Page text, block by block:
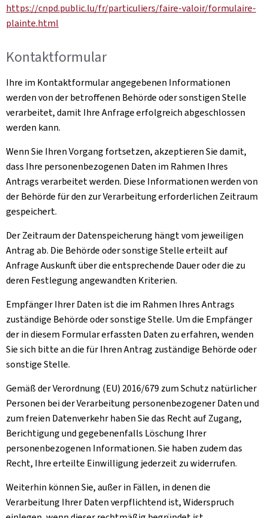
https://cnpd.public.lu/fr/particuliers/faire-valoir/formulaire-
plainte.html
Kontaktformular
Ihre im Kontaktformular angegebenen Informationen
werden von der betroffenen Behörde oder sonstigen Stelle
verarbeitet, damit Ihre Anfrage erfolgreich abgeschlossen
werden kann.
Wenn Sie Ihren Vorgang fortsetzen, akzeptieren Sie damit,
dass Ihre personenbezogenen Daten im Rahmen Ihres
Antrags verarbeitet werden. Diese Informationen werden von
der Behörde für den zur Verarbeitung erforderlichen Zeitraum
gespeichert.
Der Zeitraum der Datenspeicherung hängt vom jeweiligen
Antrag ab. Die Behörde oder sonstige Stelle erteilt auf
Anfrage Auskunft über die entsprechende Dauer oder die zu
deren Festlegung angewandten Kriterien.
Empfänger Ihrer Daten ist die im Rahmen Ihres Antrags
zuständige Behörde oder sonstige Stelle. Um die Empfänger
der in diesem Formular erfassten Daten zu erfahren, wenden
Sie sich bitte an die für Ihren Antrag zuständige Behörde oder
sonstige Stelle.
Gemäß der Verordnung (EU) 2016/679 zum Schutz natürlicher
Personen bei der Verarbeitung personenbezogener Daten und
zum freien Datenverkehr haben Sie das Recht auf Zugang,
Berichtigung und gegebenenfalls Löschung Ihrer
personenbezogenen Informationen. Sie haben zudem das
Recht, Ihre erteilte Einwilligung jederzeit zu widerrufen.
Weiterhin können Sie, außer in Fällen, in denen die
Verarbeitung Ihrer Daten verpflichtend ist, Widerspruch